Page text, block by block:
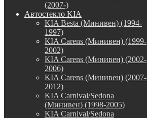
(2007-)
Автостекло KIA
KIA Besta (Минивен) (1994-
1997)
KIA Carens (Минивен) (1999-
2002)
KIA Carens (Минивен) (2002-
2006)
KIA Carens (Минивен) (2007-
2012)
KIA Carnival/Sedona
(Минивен) (1998-2005)
KIA Carnival/Sedona